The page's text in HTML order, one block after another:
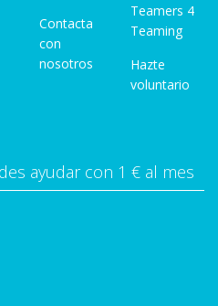
Contacta
con
nosotros
Teamers 4
Teaming
Hazte
voluntario
ayudar con 1 € al mes